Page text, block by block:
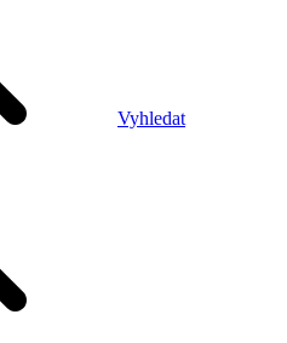
Vyhledat